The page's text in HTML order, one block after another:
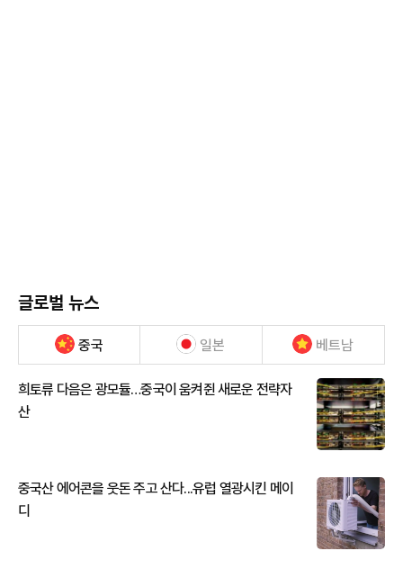
글로벌 뉴스
중국 일본 베트남
희토류 다음은 광모듈…중국이 움켜쥔 새로운 전략자
산
중국산 에어콘을 웃돈 주고 산다...유럽 열광시킨 메이
디